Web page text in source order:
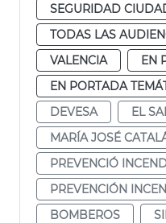
SEGURIDAD
TODAS LAS
VALENCIA
EN
EN PORTADA
DEVESA
EL
MARÍA JOSÉ
PREVENCIÓ
PREVENCIÓN
BOMBEROS